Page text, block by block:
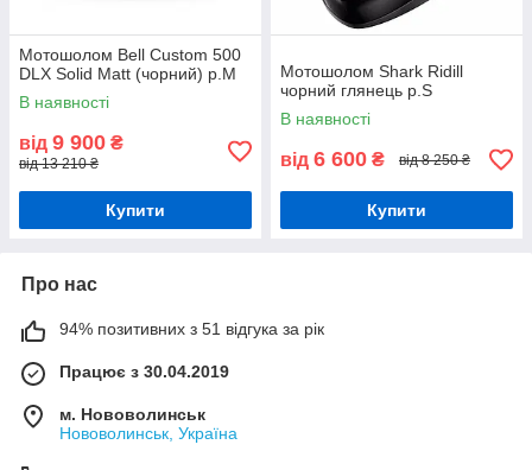
Мотошолом Bell Custom 500
DLX Solid Matt (чорний) р.М
В наявності
від 9 900 ₴
від 13 210 ₴
Купити
Мотошолом Shark Ridill
чорний глянець р.S
В наявності
від 6 600 ₴ від 8 250 ₴
Купити
Про нас
94% позитивних з 51 відгука за рік
Працює з 30.04.2019
м. Нововолинськ
Нововолинськ, Україна